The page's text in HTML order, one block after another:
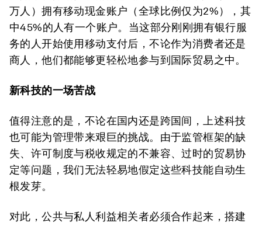
万人）拥有移动现金账户（全球比例仅为2%），其
中45%的人有一个账户。当这部分刚刚拥有银行服
务的人开始使用移动支付后，不论作为消费者还是
商人，他们都能够更轻松地参与到国际贸易之中。
新科技的一场苦战
值得注意的是，不论在国内还是跨国间，上述科技
也可能为管理带来艰巨的挑战。由于监管框架的缺
失、许可制度与税收规定的不兼容、过时的贸易协
定等问题，我们无法轻易地假定这些科技能自动生
根发芽。
对此，公共与私人利益相关者必须合作起来，搭建